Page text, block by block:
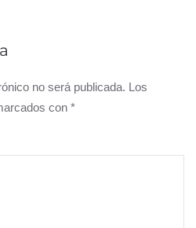
no será publicada. Los
con *